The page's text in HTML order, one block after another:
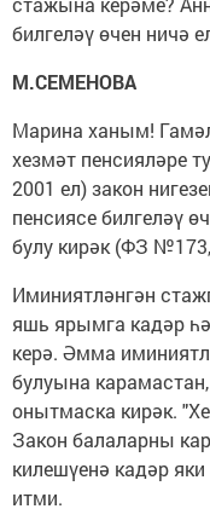
билгеләү өчен ничә
М.СЕМЕНОВА
Марина ханым!
хезмәт пенсияләре
2001 ел) закон
пенсиясе билгеләү
булу кирәк (ФЗ
Иминиятләнгән
яшь ярымга кадәр
керә. Әмма
булуына
онытмаска кирәк.
Закон балаларны
килешүенә кадәр
итми.